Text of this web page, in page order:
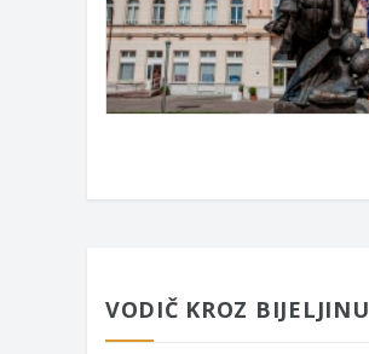
VODIČ KROZ BIJELJINU